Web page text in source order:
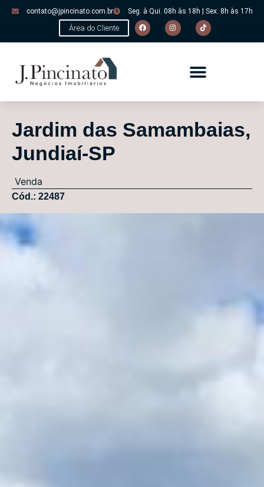
contato@jpincinato.com.br Seg. à Qui. 08h às 18h | Sex. 8h às 17h
Área do Cliente
Jardim das Samambaias,
Jundiaí-SP
Venda
Cód.: 22487